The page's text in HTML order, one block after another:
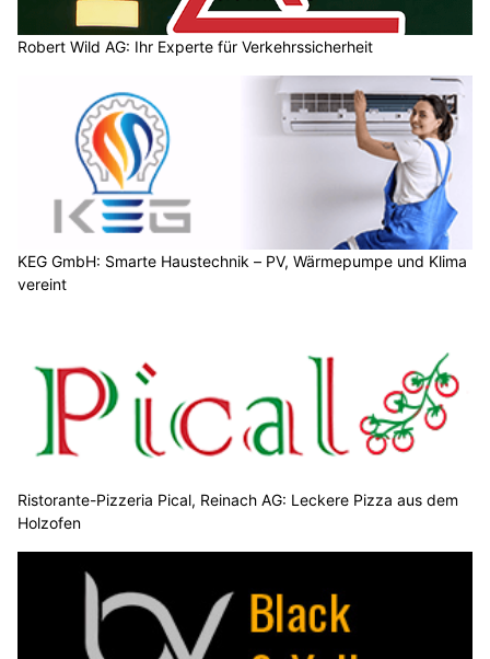
Robert Wild AG: Ihr Experte für Verkehrssicherheit
KEG GmbH: Smarte Haustechnik – PV, Wärmepumpe und Klima
vereint
Ristorante-Pizzeria Pical, Reinach AG: Leckere Pizza aus dem
Holzofen